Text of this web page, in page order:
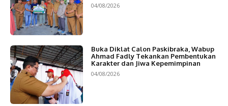
04/08/2026
Buka Diklat Calon Paskibraka, Wabup
Ahmad Fadly Tekankan Pembentukan
Karakter dan Jiwa Kepemimpinan
04/08/2026